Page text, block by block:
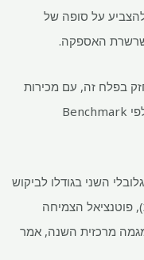
ויכול להצביע על סופה של
שרשרת האספקה.
בפלח זה, עם מכירות
EV עלייה של 20% ל-20.7 מיליון יחידות, לפי Benchmark
השני בגודלו לביקוש
פוטנציאל הצמיחה
מרכזית השנה, אמר